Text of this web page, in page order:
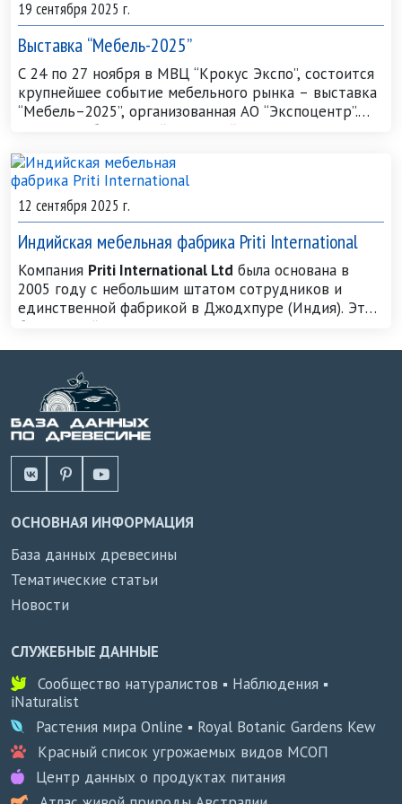
Средние
4 Средне-мягкая Medium-soft
5
Средняя
6
Средне-твёрдая Medium-hard
7 Твёрдая Hard
8
Очень твёрдая Very hard
10 Исключительно твёрдая
19 сентября 2025 г.
Выставка “Мебель-2025”
С 24 по 27 ноября в МВЦ “Крокус Экспо”, состоится
крупнейшее событие мебе­ль­ного рынка – выставка
“Мебель–2025”, организованная АО “Экспоцентр”.
Согласно Общероссийскому рейтингу выставок это
самая крупная выставка России 2022–2024 гг. по
тематике “Мебель для дома и офиса, оформление
интерьера, предметы быта” в номинации
“Выставочная площадь”.
12 сентября 2025 г.
Индийская мебельная фабрика Priti International
Компания Priti International Ltd была основана в
2005 году с небольшим штатом сотрудников и
единственной фабрикой в Джодхпуре (Индия). Это
был первый шаг на пути к успеху. Приверженность
высоким стандартам качества позволила не сбиться
совершенства в каждом заказе и помогало учиться и
совершенствоваться с каждым выпущенным
продуктом. Покупатели из США, ЕС и Австралии
высоко оценили работу фабрики. Потребовалось
немного времени, чтобы небольшая фабрика
превратились в компанию с 80 сотрудниками и ещё
более чем 100 квалифицированными мастерами.
ОСНОВНАЯ ИНФОРМАЦИЯ
База данных древесины
Тематические статьи
Новости
СЛУЖЕБНЫЕ ДАННЫЕ
Сообщество натуралистов ▪ Наблюдения ▪
iNaturalist
Растения мира Online ▪ Royal Botanic Gardens Kew
Красный список угрожаемых видов МСОП
Центр данных о продуктах питания